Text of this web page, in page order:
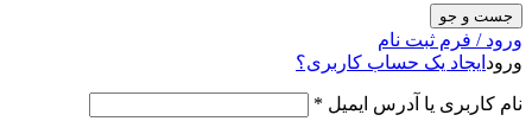
جست و جو
ورود / فرم ثبت نام
ورود ایجاد یک حساب کاربری؟
نام کاربری یا آدرس ایمیل *